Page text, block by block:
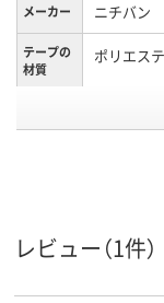
メーカー ニチバン
テープの
材質
ポリエス
レビュー（1件）